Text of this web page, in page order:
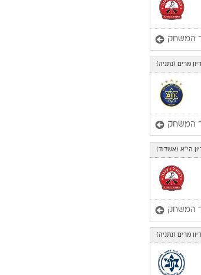
המשחק
מרים (נתניה)
המשחק
הי"א (אשדוד)
המשחק
מרים (נתניה)